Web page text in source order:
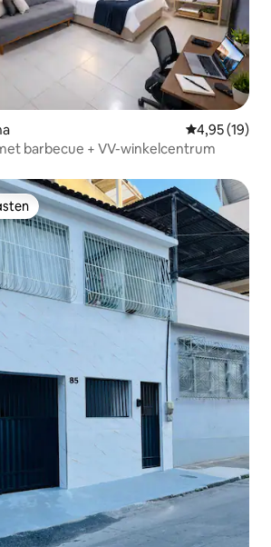
Gemiddelde
4,95 (19)
barbecue + VV-winkelcentrum